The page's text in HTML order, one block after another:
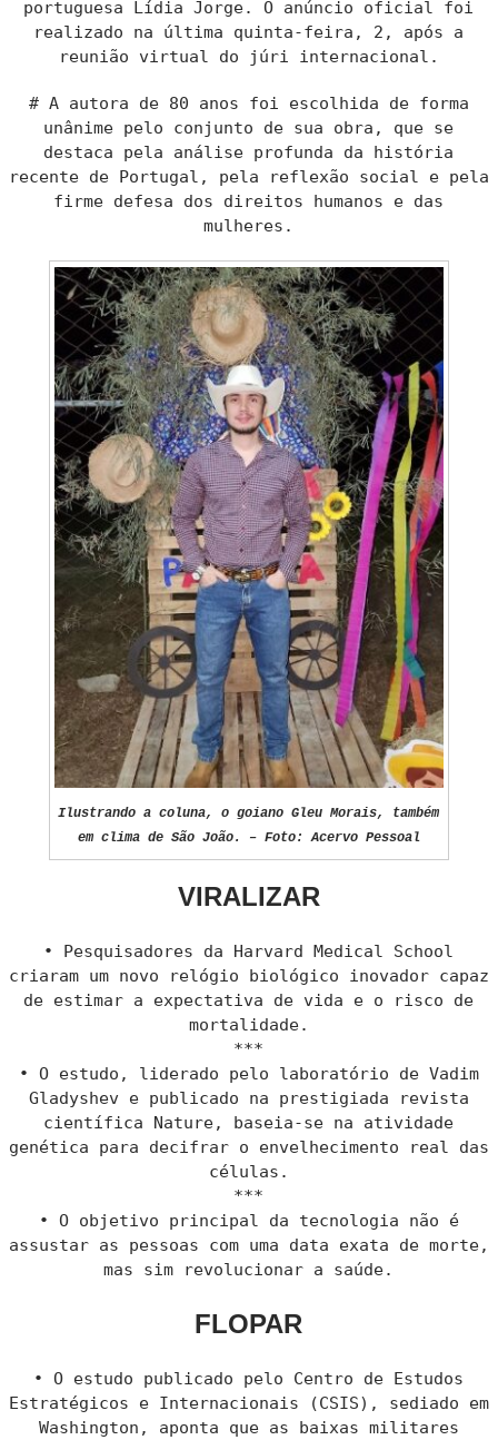
portuguesa Lídia Jorge. O anúncio oficial foi
realizado na última quinta-feira, 2, após a
reunião virtual do júri internacional.
# A autora de 80 anos foi escolhida de forma
unânime pelo conjunto de sua obra, que se
destaca pela análise profunda da história
recente de Portugal, pela reflexão social e pela
firme defesa dos direitos humanos e das
mulheres.
Ilustrando a coluna, o goiano Gleu Morais, também
em clima de São João. – Foto: Acervo Pessoal
VIRALIZAR
• Pesquisadores da Harvard Medical School
criaram um novo relógio biológico inovador capaz
de estimar a expectativa de vida e o risco de
mortalidade.
***
• O estudo, liderado pelo laboratório de Vadim
Gladyshev e publicado na prestigiada revista
científica Nature, baseia-se na atividade
genética para decifrar o envelhecimento real das
células.
***
• O objetivo principal da tecnologia não é
assustar as pessoas com uma data exata de morte,
mas sim revolucionar a saúde.
FLOPAR
• O estudo publicado pelo Centro de Estudos
Estratégicos e Internacionais (CSIS), sediado em
Washington, aponta que as baixas militares